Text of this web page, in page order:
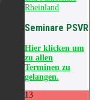
Rheinland
Seminare PSVR
Hierklicken um
zu allen
Terminen zu
gelangen.
13